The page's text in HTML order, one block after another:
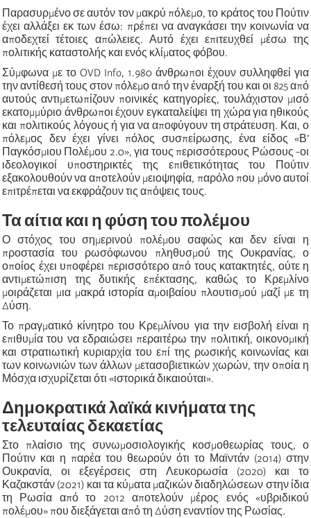
Παρασυρμένο σε αυτόν τον μακρύ πόλεμο, το κράτος του Πούτιν
έχει αλλάξει εκ των έσω: πρέπει να αναγκάσει την κοινωνία να
αποδεχτεί τέτοιες απώλειες. Αυτό έχει επιτευχθεί μέσω της
πολιτικής καταστολής και ενός κλίματος φόβου.
Σύμφωνα με το OVD Info, 1.980 άνθρωποι έχουν συλληφθεί για
την αντίθεσή τους στον πόλεμο από την έναρξή του και οι 825 από
αυτούς αντιμετωπίζουν ποινικές κατηγορίες, τουλάχιστον μισό
εκατομμύριο άνθρωποι έχουν εγκαταλείψει τη χώρα για ηθικούς
και πολιτικούς λόγους ή για να αποφύγουν τη στράτευση. Και, ο
πόλεμος δεν έχει γίνει πόλος συσπείρωσης, ένα είδος «Β’
Παγκόσμιου Πολέμου 2.0», για τους περισσότερους Ρώσους -οι
ιδεολογικοί υποστηρικτές της επιθετικότητας του Πούτιν
εξακολουθούν να αποτελούν μειοψηφία, παρόλο που μόνο αυτοί
επιτρέπεται να εκφράζουν τις απόψεις τους.
Τα αίτια και η φύση του πολέμου
Ο στόχος του σημερινού πολέμου σαφώς και δεν είναι η
προστασία του ρωσόφωνου πληθυσμού της Ουκρανίας, ο
οποίος έχει υποφέρει περισσότερο από τους κατακτητές, ούτε η
αντιμετώπιση της δυτικής επέκτασης, καθώς το Κρεμλίνο
μοιράζεται μια μακρά ιστορία αμοιβαίου πλουτισμού μαζί με τη
Δύση.
Το πραγματικό κίνητρο του Κρεμλίνου για την εισβολή είναι η
επιθυμία του να εδραιώσει περαιτέρω την πολιτική, οικονομική
και στρατιωτική κυριαρχία του επί της ρωσικής κοινωνίας και
των κοινωνιών των άλλων μετασοβιετικών χωρών, την οποία η
Μόσχα ισχυρίζεται ότι «ιστορικά δικαιούται».
Δημοκρατικά λαϊκά κινήματα της
τελευταίας δεκαετίας
Στο πλαίσιο της συνωμοσιολογικής κοσμοθεωρίας τους, ο
Πούτιν και η παρέα του θεωρούν ότι το Μαϊντάν (2014) στην
Ουκρανία, οι εξεγέρσεις στη Λευκορωσία (2020) και το
Καζακστάν (2021) και τα κύματα μαζικών διαδηλώσεων στην ίδια
τη Ρωσία από το 2012 αποτελούν μέρος ενός «υβριδικού
πολέμου» που διεξάγεται από τη Δύση εναντίον της Ρωσίας.